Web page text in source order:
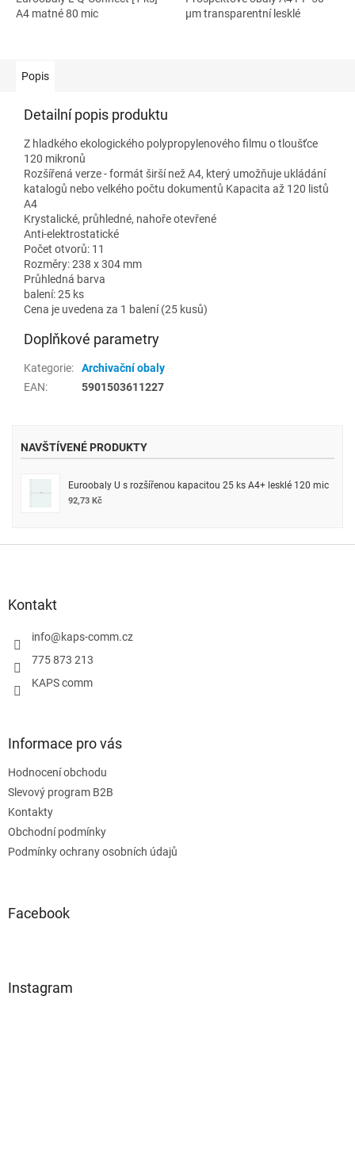
A4 matné 80 mic
µm transparentní lesklé
Popis
Detailní popis produktu
Z hladkého ekologického polypropylenového filmu o tloušťce
120 mikronů
Rozšířená verze - formát širší než A4, který umožňuje ukládání
katalogů nebo velkého počtu dokumentů Kapacita až 120 listů
A4
Krystalické, průhledné, nahoře otevřené
Anti-elektrostatické
Počet otvorů: 11
Rozměry: 238 x 304 mm
Průhledná barva
balení: 25 ks
Cena je uvedena za 1 balení (25 kusů)
Doplňkové parametry
Kategorie:
Archivační obaly
EAN: 5901503611227
NAVŠTÍVENÉ PRODUKTY
Euroobaly U s rozšířenou kapacitou 25 ks A4+ lesklé 120 mic
92,73 Kč
Kontakt
info@kaps-comm.cz
775 873 213
KAPS comm
Informace pro vás
Hodnocení obchodu
Slevový program B2B
Kontakty
Obchodní podmínky
Podmínky ochrany osobních údajů
Facebook
Instagram